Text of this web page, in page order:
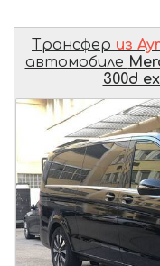
Трансфер из
автомобиле
300d